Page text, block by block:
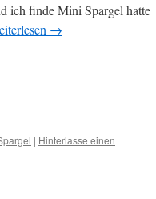
ich finde Mini Spargel hatte
→
| Hinterlasse einen